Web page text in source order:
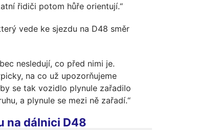
řidiči potom hůře orientují.“
vede ke sjezdu na D48 směr
nesledují, co před nimi je.
na co už upozorňujeme
se tak vozidlo plynule zařadilo
a plynule se mezi ně zařadí.“
na dálnici D48